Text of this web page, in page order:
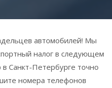
автомобилей! Мы
налог в следующем
в Санкт-Петербурге точно
номера телефонов